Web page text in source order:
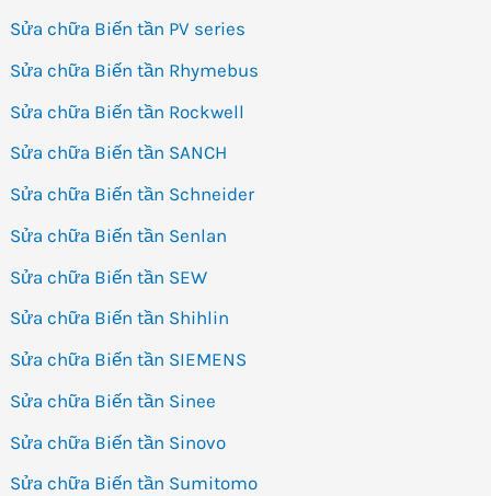
Sửa chữa Biến tần PV series
Sửa chữa Biến tần Rhymebus
Sửa chữa Biến tần Rockwell
Sửa chữa Biến tần SANCH
Sửa chữa Biến tần Schneider
Sửa chữa Biến tần Senlan
Sửa chữa Biến tần SEW
Sửa chữa Biến tần Shihlin
Sửa chữa Biến tần SIEMENS
Sửa chữa Biến tần Sinee
Sửa chữa Biến tần Sinovo
Sửa chữa Biến tần Sumitomo